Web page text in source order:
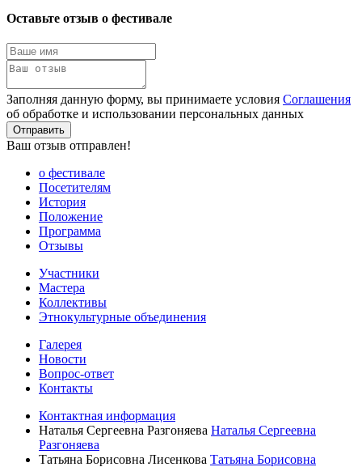
Оставьте отзыв о фестивале
Заполняя данную форму, вы принимаете условия Соглашения
об обработке и использовании персональных данных
Отправить
Ваш отзыв отправлен!
о фестивале
Посетителям
История
Положение
Программа
Отзывы
Участники
Мастера
Коллективы
Этнокультурные объединения
Галерея
Новости
Вопрос-ответ
Контакты
Контактная информация
Наталья Сергеевна Разгоняева Наталья Сергеевна
Разгоняева
Татьяна Борисовна Лисенкова Татьяна Борисовна